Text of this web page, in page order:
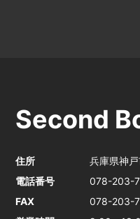
Second
住所
兵庫県神
電話番号
078-203-
FAX
078-203-